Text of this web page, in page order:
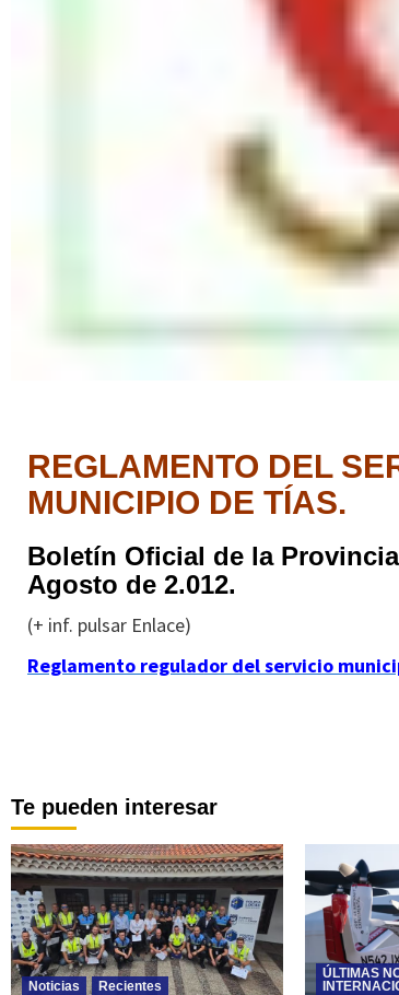
REGLAMENTO DEL
MUNICIPIO DE TÍAS.
Boletín Oficial de la
Agosto de 2.012.
(+ inf. pulsar Enlace)
Reglamento regulador del servicio
Te pueden interesar
Noticias Recientes
ÚLTIMAS